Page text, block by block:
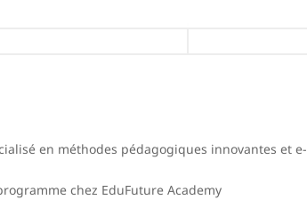
en méthodes pédagogiques innovantes et e-
chez EduFuture Academy